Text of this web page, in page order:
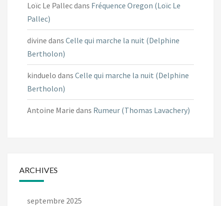
Loïc Le Pallecdans Fréquence Oregon (Loïc Le
Pallec)
divine dans Celle qui marche la nuit (Delphine
Bertholon)
kinduelo dans Celle qui marche la nuit (Delphine
Bertholon)
Antoine Marie dans Rumeur (Thomas Lavachery)
ARCHIVES
septembre 2025